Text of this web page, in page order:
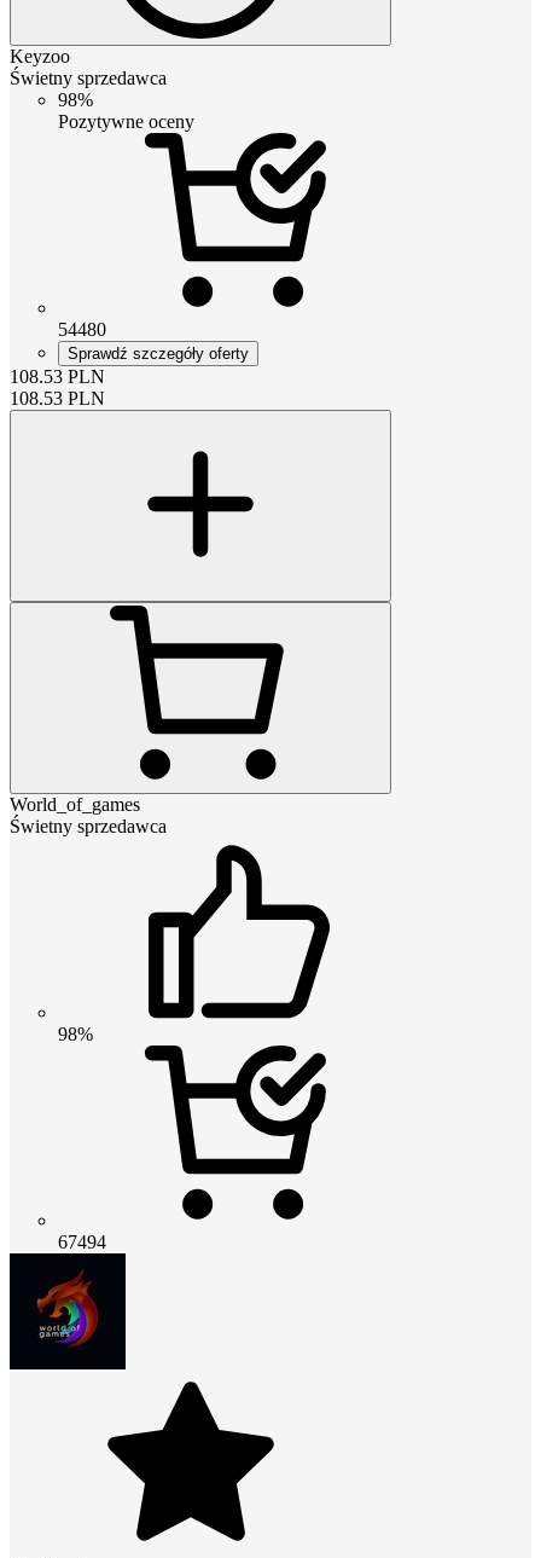
Keyzoo
Świetny sprzedawca
98%
Pozytywne oceny
54480
Sprawdź szczegóły oferty
108.53 PLN
108.53 PLN
World_of_games
Świetny sprzedawca
98%
67494